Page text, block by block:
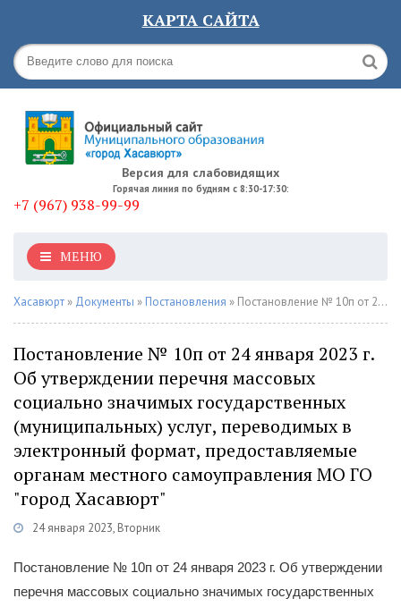
КАРТА САЙТА
Версия для слабовидящих
Горячая линия по будням с 8:30-17:30:
+7 (967) 938-99-99
МЕНЮ
Хасавюрт » Документы » Постановления » Постановление № 10п от 24 января 2023 г. Об утверждении перечня массовых социально значимых государственных (муниципальных) услуг, переводимых в электронный формат, предоставляемые органам местного самоуправления МО ГО "город Хасавюрт"
Постановление № 10п от 24 января 2023 г.
Об утверждении перечня массовых
социально значимых государственных
(муниципальных) услуг, переводимых в
электронный формат, предоставляемые
органам местного самоуправления МО ГО
"город Хасавюрт"
24 января 2023, Вторник
Постановление № 10п от 24 января 2023 г. Об утверждении
перечня массовых социально значимых государственных